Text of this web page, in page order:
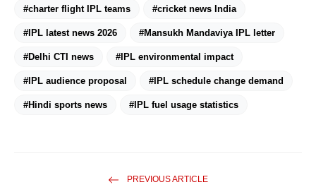
#charter flight IPL teams #cricket news India
#IPL latest news 2026 #Mansukh Mandaviya IPL letter
#Delhi CTI news #IPL environmental impact
#IPL audience proposal #IPL schedule change demand
#Hindi sports news #IPL fuel usage statistics
PREVIOUS ARTICLE